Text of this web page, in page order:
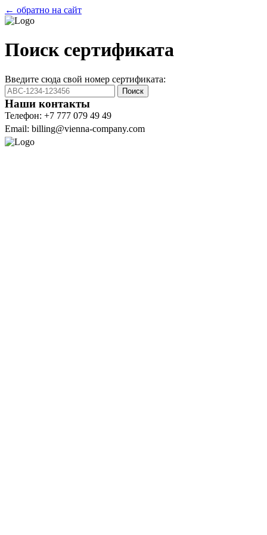
← обратно на сайт
Поиск сертификата
Введите сюда свой номер сертификата:
Поиск
Наши контакты
Телефон: +7 777 079 49 49
Email: billing@vienna-company.com